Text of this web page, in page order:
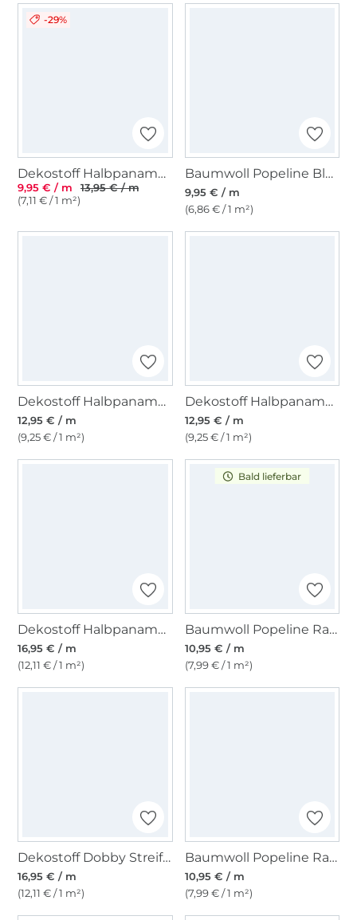
-29%
Dekostoff Halbpanama uni, natur
9,95 € / m
13,95 € / m
(7,11 € / 1 m²)
Baumwoll Popeline Blumenliebe, schwarz
9,95 € / m
(6,86 € / 1 m²)
Dekostoff Halbpanama Vegetable Garden, natur
12,95 € / m
(9,25 € / 1 m²)
Dekostoff Halbpanama Edelweißwiese
12,95 € / m
(9,25 € / 1 m²)
Dekostoff Halbpanama Pfingstrosen, grau
16,95 € / m
(12,11 € / 1 m²)
Bald lieferbar
Baumwoll Popeline Ranken 2, dunkelrot
10,95 € / m
(7,99 € / 1 m²)
Dekostoff Dobby Streifen, grün
16,95 € / m
(12,11 € / 1 m²)
Baumwoll Popeline Ranken 2, sonnengelb
10,95 € / m
(7,99 € / 1 m²)